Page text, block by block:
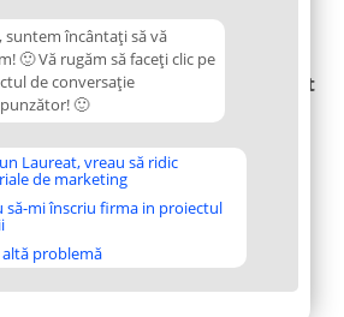
suntem încântați să vă
🙂 Vă rugăm să faceți clic pe
de conversație
🙂
Laureat, vreau să ridic
de marketing
să-mi înscriu firma in proiectul
problemă
SRL
492
Plebiscyt
Tuturor
Laureaților
Reguli
confidențialitate
Contact